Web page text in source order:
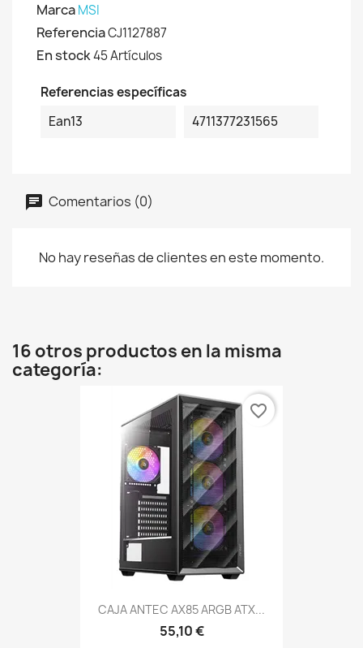
MarcaMSI
ReferenciaCJ1127887
En stock45 Artículos
Referencias específicas
Ean13
4711377231565
Comentarios (0)
No hay reseñas de clientes en este momento.
16 otros productos en la misma
categoría:
CAJA ANTEC AX85 ARGB ATX...
55,10 €
favorite_border